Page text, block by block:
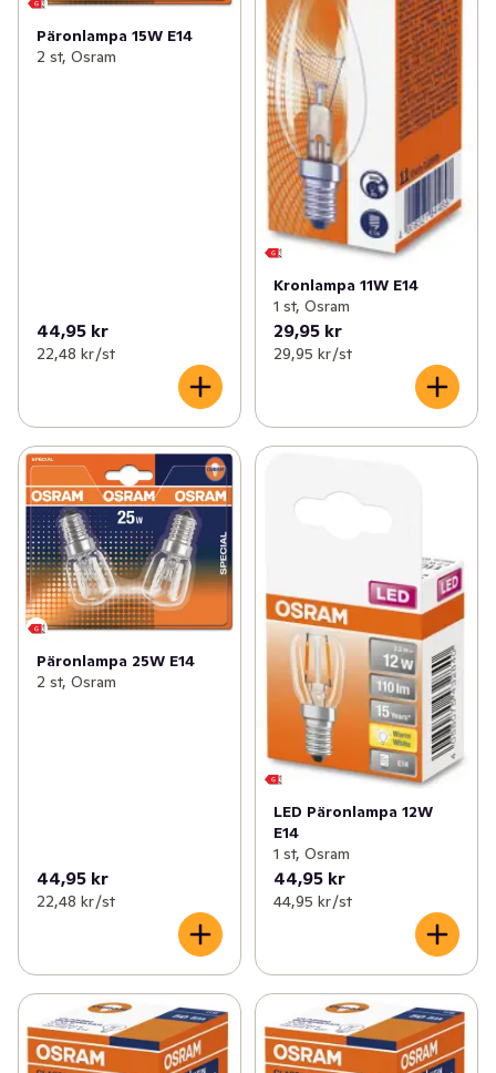
Päronlampa 15W E14
2 st, Osram
44,95 kr
22,48 kr /st
Kronlampa 11W E14
1 st, Osram
29,95 kr
29,95 kr /st
Päronlampa 25W E14
2 st, Osram
44,95 kr
22,48 kr /st
LED Päronlampa 12W
E14
1 st, Osram
44,95 kr
44,95 kr /st